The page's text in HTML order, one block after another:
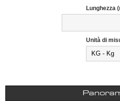
Lunghezza
Unità di